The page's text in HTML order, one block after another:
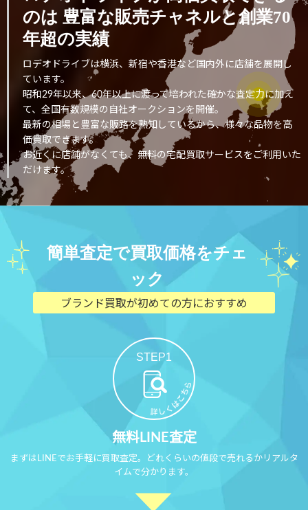
のは 豊富な販売チャネルと創業70
年超の実績
ロデオドライブは横浜、新宿や香港など国内外に店舗を展開し
ています。
昭和29年以来、60年以上に渡って培われた確かな査定力に加え
て、全国有数規模の自社オークションを開催。
最新の相場と豊富な販路を熟知しているから、様々な品物を高
価買取できます。
お近くに店舗がなくても、無料の宅配買取サービスをご利用いた
だけます。
簡単査定で買取価格をチェ
ック
ブランド買取が初めての方におすすめ
STEP1
無料LINE査定
まずはLINEでお手軽に買取査定。どれくらいの値段で売れるかリアルタ
イムで分かります。